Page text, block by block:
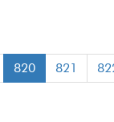
820 821